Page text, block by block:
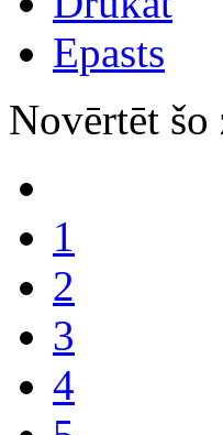
Epasts
Novērtēt šo
1
2
3
4